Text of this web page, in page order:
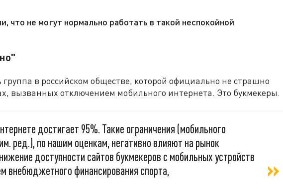
что не могут нормально работать в такой неспокойной
в российском обществе, которой официально не страшно
вызванных отключением мобильного интернета. Это букмекеры.
достигает 95%. Такие ограничения (мобильного
ред.), по нашим оценкам, негативно влияют на рынок
доступности сайтов букмекеров с мобильных устройств
внебюджетного финансирования спорта,